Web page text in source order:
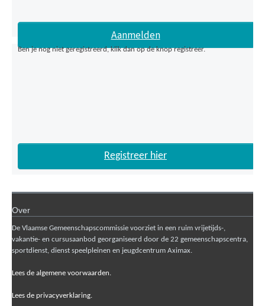
Ben je nog niet geregistreerd, klik dan op de knop registreer.
Registreer hier
Over
De Vlaamse Gemeenschapscommissie voorziet in een ruim vrijetijds-,
vakantie- en cursusaanbod georganiseerd door de 22 gemeenschapscentra,
sportdienst, dienst speelpleinen en jeugdcentrum Aximax.
Lees de algemene voorwaarden.
Lees de privacyverklaring.